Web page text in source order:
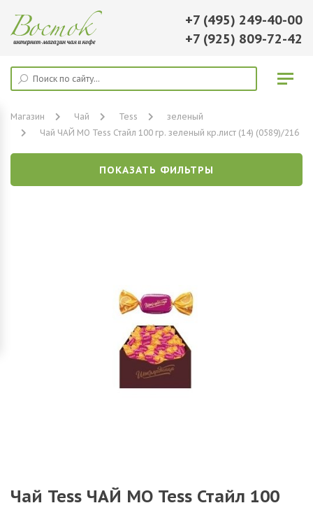
+7 (495) 249-40-00
+7 (925) 809-72-42
Магазин Чай Tess
зеленый
Чай ЧАЙ МО Tess Стайл 100 гр. зеленый кр.лист (14) (0589)/216
ПОКАЗАТЬ ФИЛЬТРЫ
Чай Tess ЧАЙ МО Tess Стайл 100